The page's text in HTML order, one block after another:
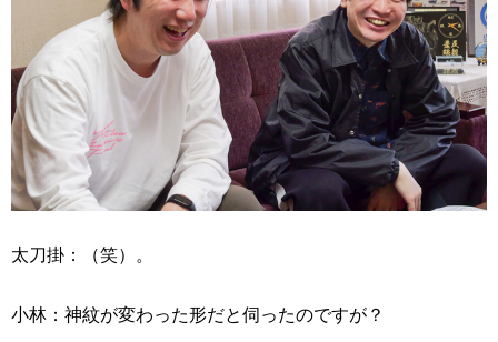
太刀掛：（笑）。
小林：神紋が変わった形だと伺ったのですが？